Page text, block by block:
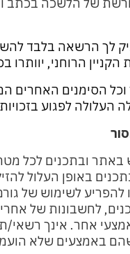
לך הרשאה בלבד
הרוחני,
הסימנים האחרים
לפגוע בזכויות
ובתכנים לכל
באופן העלול
לשימוש של
לחשבונות של
אחר. אינך רשאי/
באמצעים שלא